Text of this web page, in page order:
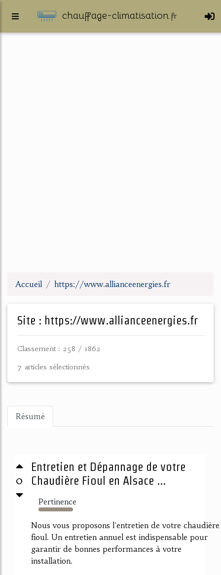
chauffage-climatisation.fr
Accueil https://www.allianceenergies.fr
Site : https://www.allianceenergies.fr
Classement : 258 / 1862
7 articles sélectionnés
Résumé
0
Entretien et Dépannage de votre
Chaudière Fioul en Alsace ...
Pertinence
1916%
Nous vous proposons l'entretien de votre chaudière
fioul. Un entretien annuel est indispensable pour
garantir de bonnes performances à votre
installation.